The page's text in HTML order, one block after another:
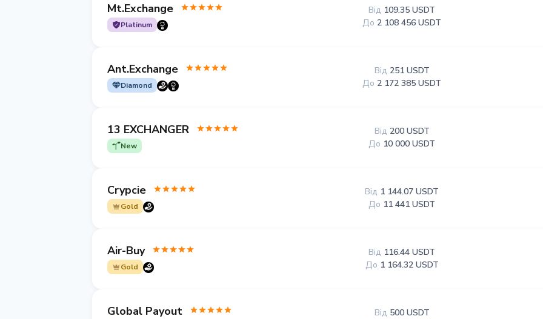
Mt.Exchange
Platinum
Від 109.35 USDT
До 2 108 456 USDT
Ant.Exchange
Diamond
Від 251 USDT
До 2 172 385 USDT
13 EXCHANGER
New
Від 200 USDT
До 10 000 USDT
Crypcie
Gold
Від 1 144.07 USDT
До 11 441 USDT
Air-Buy
Gold
Від 116.44 USDT
До 1 164.32 USDT
Global Payout Від 500 USDT